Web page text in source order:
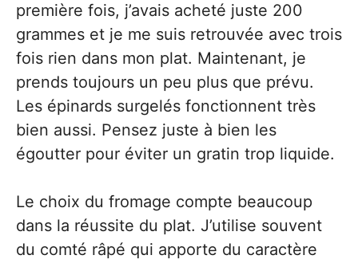
première fois, j’avais acheté juste 200
grammes et je me suis retrouvée avec trois
fois rien dans mon plat. Maintenant, je
prends toujours un peu plus que prévu.
Les épinards surgelés fonctionnent très
bien aussi. Pensez juste à bien les
égoutter pour éviter un gratin trop liquide.
Le choix du fromage compte beaucoup
dans la réussite du plat. J’utilise souvent
du comté râpé qui apporte du caractère